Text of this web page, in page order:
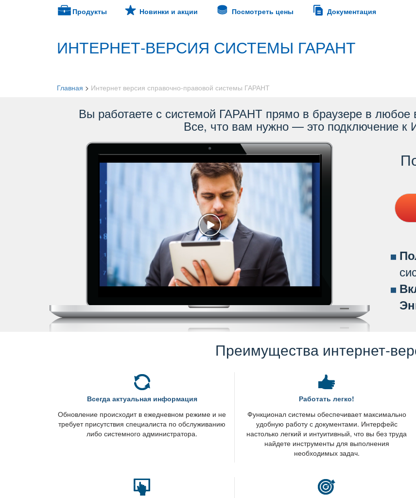
Продукты Новинки и акции Посмотреть цены Документация
ИНТЕРНЕТ-ВЕРСИЯ СИСТЕМЫ ГАРАНТ
Главная > Интернет версия справочно-правовой системы ГАРАНТ
ы работаете с системой ГАРАНТ прямо в браузере в любое
се, что вам нужно — это подключение к
Преимущества интернет-
сегда актуальная информация
Обновление происходит в ежедневном режиме и не
требует присутствия специалиста по обслуживанию
либо системного администратора.
Работать легко!
Функционал системы обеспечивает максимально
удобную работу с документами. Интерфейс
настолько легкий и интуитивный, что вы без труда
найдете инструменты для выполнения
необходимых задач.